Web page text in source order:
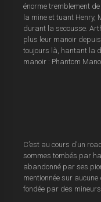
énorme tremblement
la mine et tuant Henry,
durant la secousse.
plus leur manoir
toujours là, hantant la
manoir : Phantom
C’est au cours d’un
sommes tombés par
abandonné par ses
mentionnée sur
fondée par des mineurs